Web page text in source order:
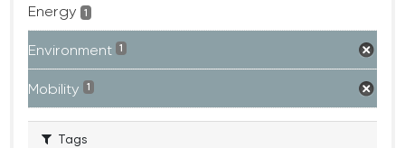
Energy 1
Environment 1
Mobility 1
Tags